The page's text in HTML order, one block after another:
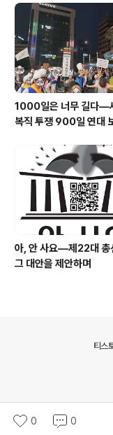
1000일은 너무 길다―
복직 투쟁 900일 연
아, 안 사요―제22대 총
그 대안을 제안하며
0 0
티스